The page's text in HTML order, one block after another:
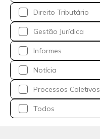
Direito Tributário
Gestão Jurídica
Informes
Notícia
Processos Coletivos
Todos